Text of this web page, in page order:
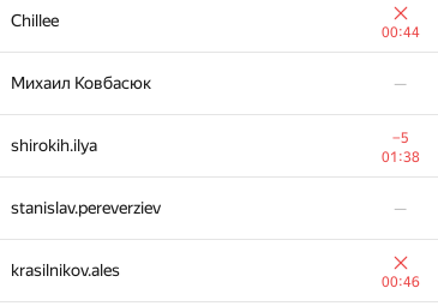
Chillee
00:44
Михаил Ковбасюк —
shirokih.ilya
−5
01:38
stanislav.pereverziev —
krasilnikov.ales
00:46
236/ 1827
Anna
kdelimbetov
−6
01:12
mariak
Timofey Asyrkin —